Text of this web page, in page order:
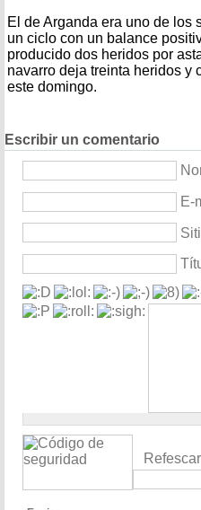
El de Arganda era uno de los
un ciclo con un balance
producido dos heridos por
navarro deja treinta heridos y
este domingo.
Escribir un comentario
E-
Refescar